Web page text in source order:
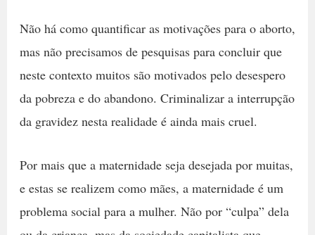
Não há como quantificar as motivações para o aborto,
mas não precisamos de pesquisas para concluir que
neste contexto muitos são motivados pelo desespero
da pobreza e do abandono. Criminalizar a interrupção
da gravidez nesta realidade é ainda mais cruel.
Por mais que a maternidade seja desejada por muitas,
e estas se realizem como mães, a maternidade é um
problema social para a mulher. Não por “culpa” dela